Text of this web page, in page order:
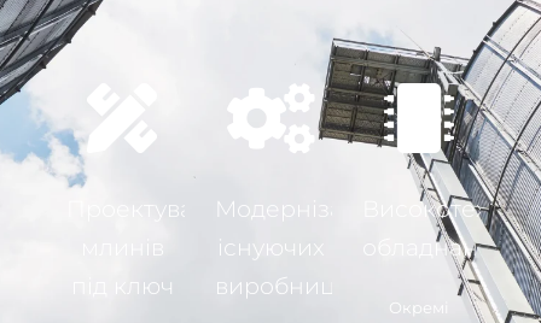
Проектування
під ключ
Модернізація
існуючих
виробництв
обладнання
Окремі